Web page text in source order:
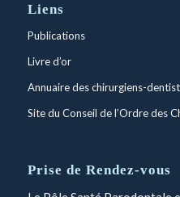
Liens
Publications
Livre d’or
Annuaire des chirurgiens-
Site du Conseil de l’Ordre des
Prise de Rendez-vous